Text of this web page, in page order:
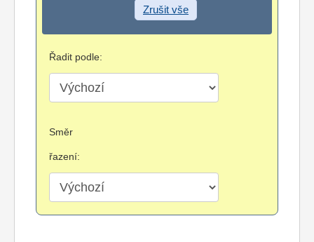
Zrušit vše
Řadit podle:
Směr
řazení: